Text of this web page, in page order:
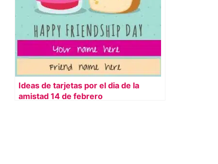
Ideas de tarjetas por el dia de la
amistad 14 de febrero